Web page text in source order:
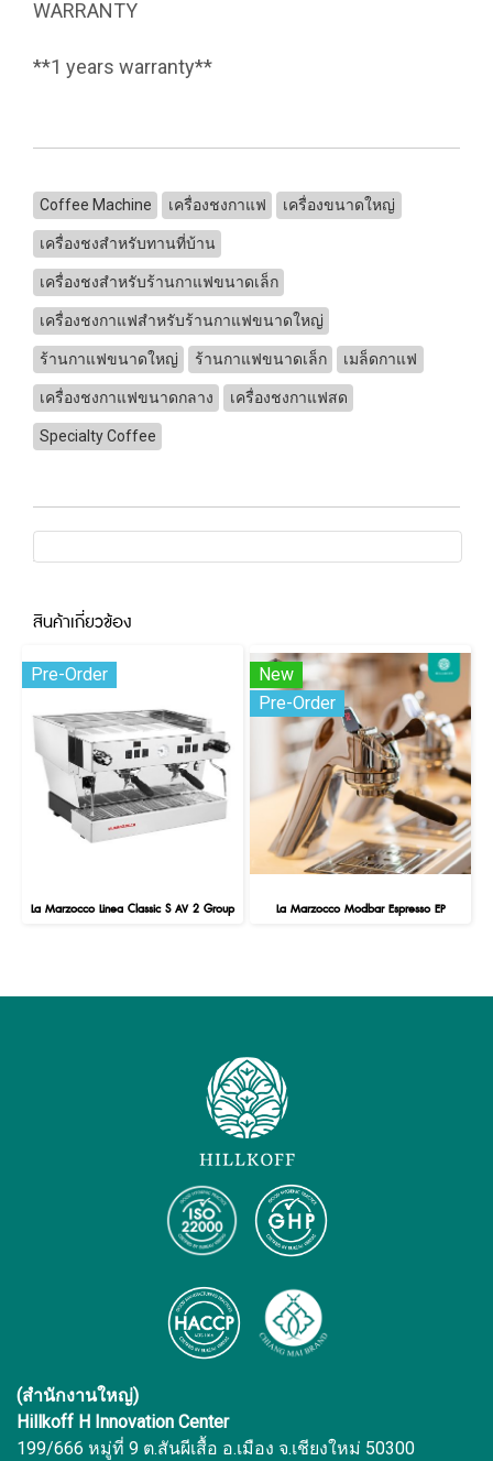
WARRANTY
**1 years warranty**
Coffee Machine เครื่องชงกาแฟ เครื่องขนาดใหญ่
เครื่องชงสำหรับทานที่บ้าน
เครื่องชงสำหรับร้านกาแฟขนาดเล็ก
เครื่องชงกาแฟสำหรับร้านกาแฟขนาดใหญ่
ร้านกาแฟขนาดใหญ่ ร้านกาแฟขนาดเล็ก เมล็ดกาแฟ
เครื่องชงกาแฟขนาดกลาง เครื่องชงกาแฟสด
Specialty Coffee
สินค้าเกี่ยวข้อง
Pre-Order
La Marzocco Linea Classic S AV 2 Group
New
Pre-Order
La Marzocco Modbar Espresso EP
(สำนักงานใหญ่)
Hillkoff H Innovation Center
199/666 หมู่ที่ 9 ต.สันผีเสื้อ อ.เมือง จ.เชียงใหม่ 50300